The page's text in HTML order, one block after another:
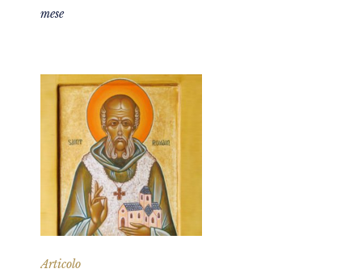
mese
Articolo